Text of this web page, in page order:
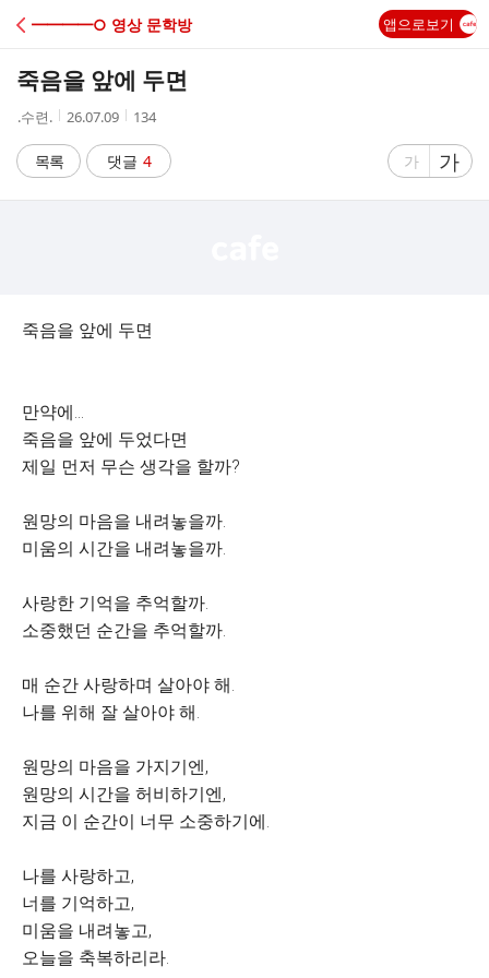
C
A
━━━━○ 영상 문학방 앱으로보기
죽음을 앞에 두면
작
자
.수련.
작
시
간
26.07.09
조
수
134
목록 댓글 4
글
가
글
자
가
죽음을 앞에 두면
만약에...
죽음을 앞에 두었다면
제일 먼저 무슨 생각을 할까?
원망의 마음을 내려놓을까.
미움의 시간을 내려놓을까.
사랑한 기억을 추억할까.
소중했던 순간을 추억할까.
매 순간 사랑하며 살아야 해.
나를 위해 잘 살아야 해.
원망의 마음을 가지기엔,
원망의 시간을 허비하기엔,
지금 이 순간이 너무 소중하기에.
나를 사랑하고,
너를 기억하고,
미움을 내려놓고,
오늘을 축복하리라.